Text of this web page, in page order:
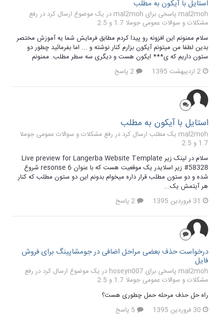
استایل با آیکون به مطلب
mal2moh پاسخی برای mal2moh در یک موضوع ارسال کرد در
رفع
مشکلات و سوالات عمومی جوملا 1.7 و 2.5
سلام ممنونم این افزونه رو پیدا کردم مطابق فرمایش شما یه آموزش مختصر
بدین لطفا من میتونم آیکون بزارم کنار نوشته و ... اما بفرمائید چطور دو
ستون داریم که ی*** ایکون هست و دیگری سه سطر مطلب. ممنونم
2 اردیبهشت 1395
استایل با آیکون به مطلب
mal2moh یک مطلب ارسال کرد در
رفع مشکلات و سوالات عمومی جوملا
1.7 و 2.5
سلام در لینک زیر Live preview for Langerba Website Template
#58328 زیر اسلایدر یک موقعیت هست که با عنوان 6 resonse شروع
شده و دو ستون مطلب قرار داره میخوام بدونم این دو ستون مطلب که کنار
هر آیتمش یک...
31 فروردین 1395
درخواست حذف بعضی مراحل اضافی در جومشاپینگ برای فروش
فایل
mal2moh پاسخی برای hoseyn007 در یک موضوع ارسال کرد در
رفع
مشکلات و سوالات عمومی جوملا 1.7 و 2.5
راه حل حذف مرحله حمل چطوری هست؟
30 فروردین 1395